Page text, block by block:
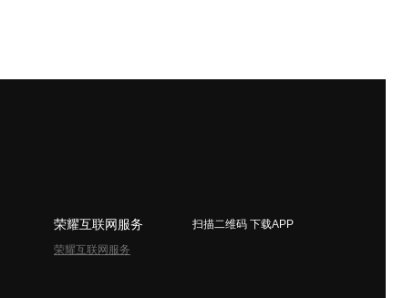
荣耀互联网服务
荣耀互联网服务
扫描二维码 下载APP